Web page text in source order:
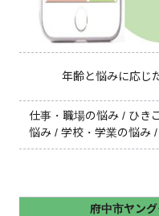
年齢と悩みに応じ
仕事・職場の悩み / ひき
悩み / 学校・学業の悩み
府中市ヤン